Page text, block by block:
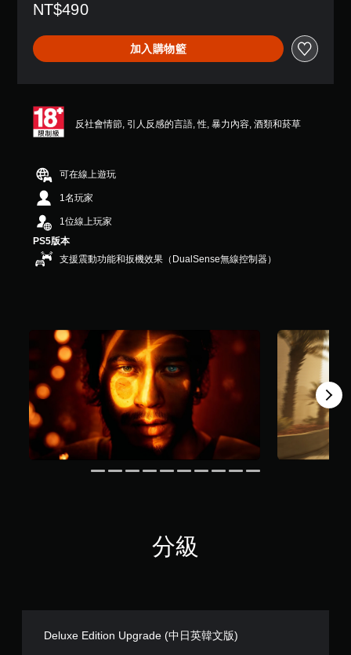
分
3
.
星
滿
顆
星
）
，
共
4
NT$490
加入購物籃
反社會情節, 引人反感的言語, 性, 暴力內容, 酒類和菸草
可在線上遊玩
1名玩家
1位線上玩家
PS5版本
支援震動功能和扳機效果（DualSense無線控制器）
分級
Deluxe Edition Upgrade (中日英韓文版)